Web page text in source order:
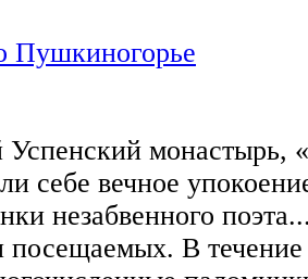
Пушкиногорье
Успенский монастырь,
себе вечное
незабвенного
посещаемых. В течение